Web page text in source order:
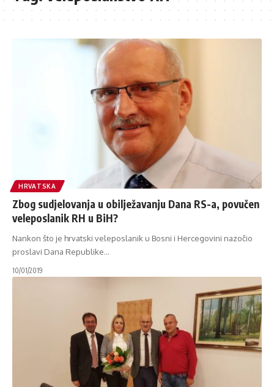
HRVATSKA
Zbog sudjelovanja u obilježavanju Dana RS-a, povučen
veleposlanik RH u BiH?
Nankon što je hrvatski veleposlanik u Bosni i Hercegovini nazočio
proslavi Dana Republike…
10/01/2019